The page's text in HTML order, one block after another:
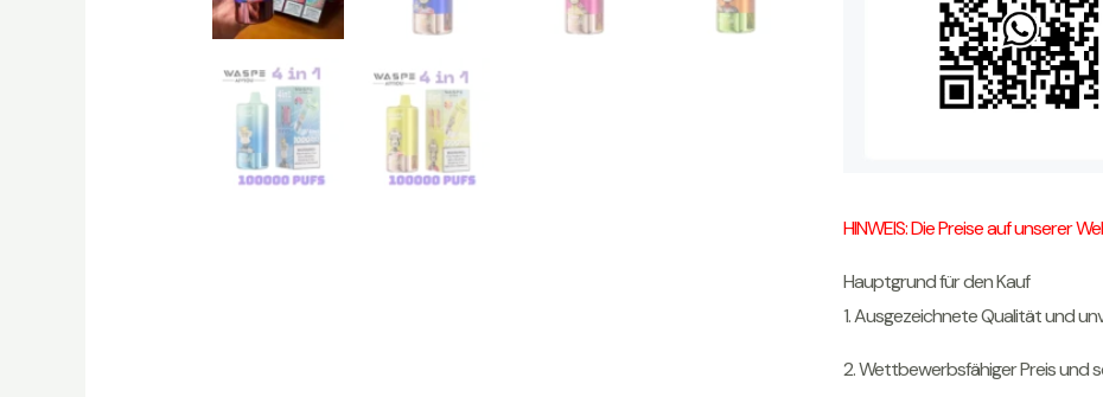
HINWEIS: Die Preise auf unserer
Hauptgrund für den Kauf
1. Ausgezeichnete Qualität und
2. Wettbewerbsfähiger Preis und